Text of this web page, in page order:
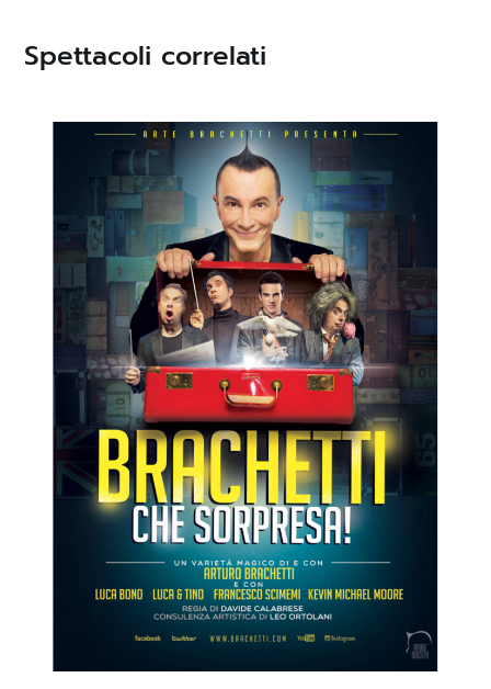
Spettacoli correlati